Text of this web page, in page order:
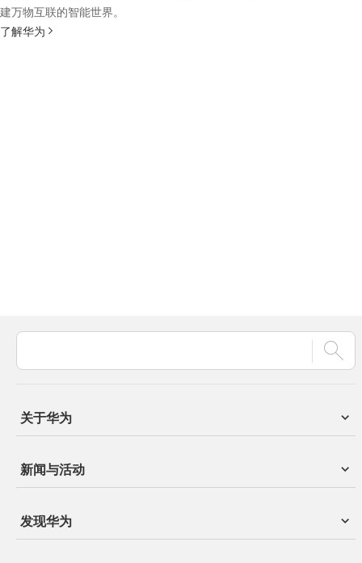
建万物互联的智能世界。
了解华为
关于华为
新闻与活动
发现华为